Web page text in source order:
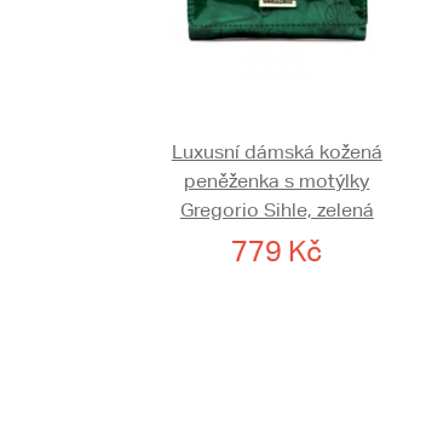
Luxusní dámská kožená
peněženka s motýlky
Gregorio Sihle, zelená
779 Kč